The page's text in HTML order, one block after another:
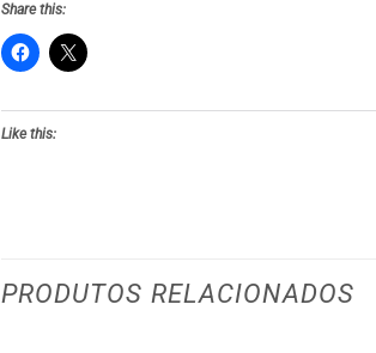
Share this:
Like this:
PRODUTOS RELACIONADOS